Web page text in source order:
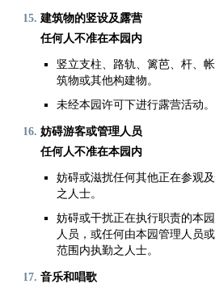
建筑物的竖设及露营
任何人不准在本园内
竖立支柱、路轨、篱芭、杆、
筑物或其他构建物。
未经本园许可下进行露营活动。
妨碍游客或管理人员
任何人不准在本园内
妨碍或滋扰任何其他正在参观
之人士。
妨碍或干扰正在执行职责的本
人员，或任何由本园管理人员
范围内执勤之人士。
音乐和唱歌